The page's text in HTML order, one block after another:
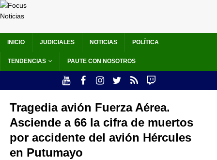
INICIO JUDICIALES NOTICIAS POLÍTICA
TENDENCIAS PAUTE CON NOSOTROS
Tragedia avión Fuerza Aérea.
Asciende a 66 la cifra de muertos
por accidente del avión Hércules
en Putumayo